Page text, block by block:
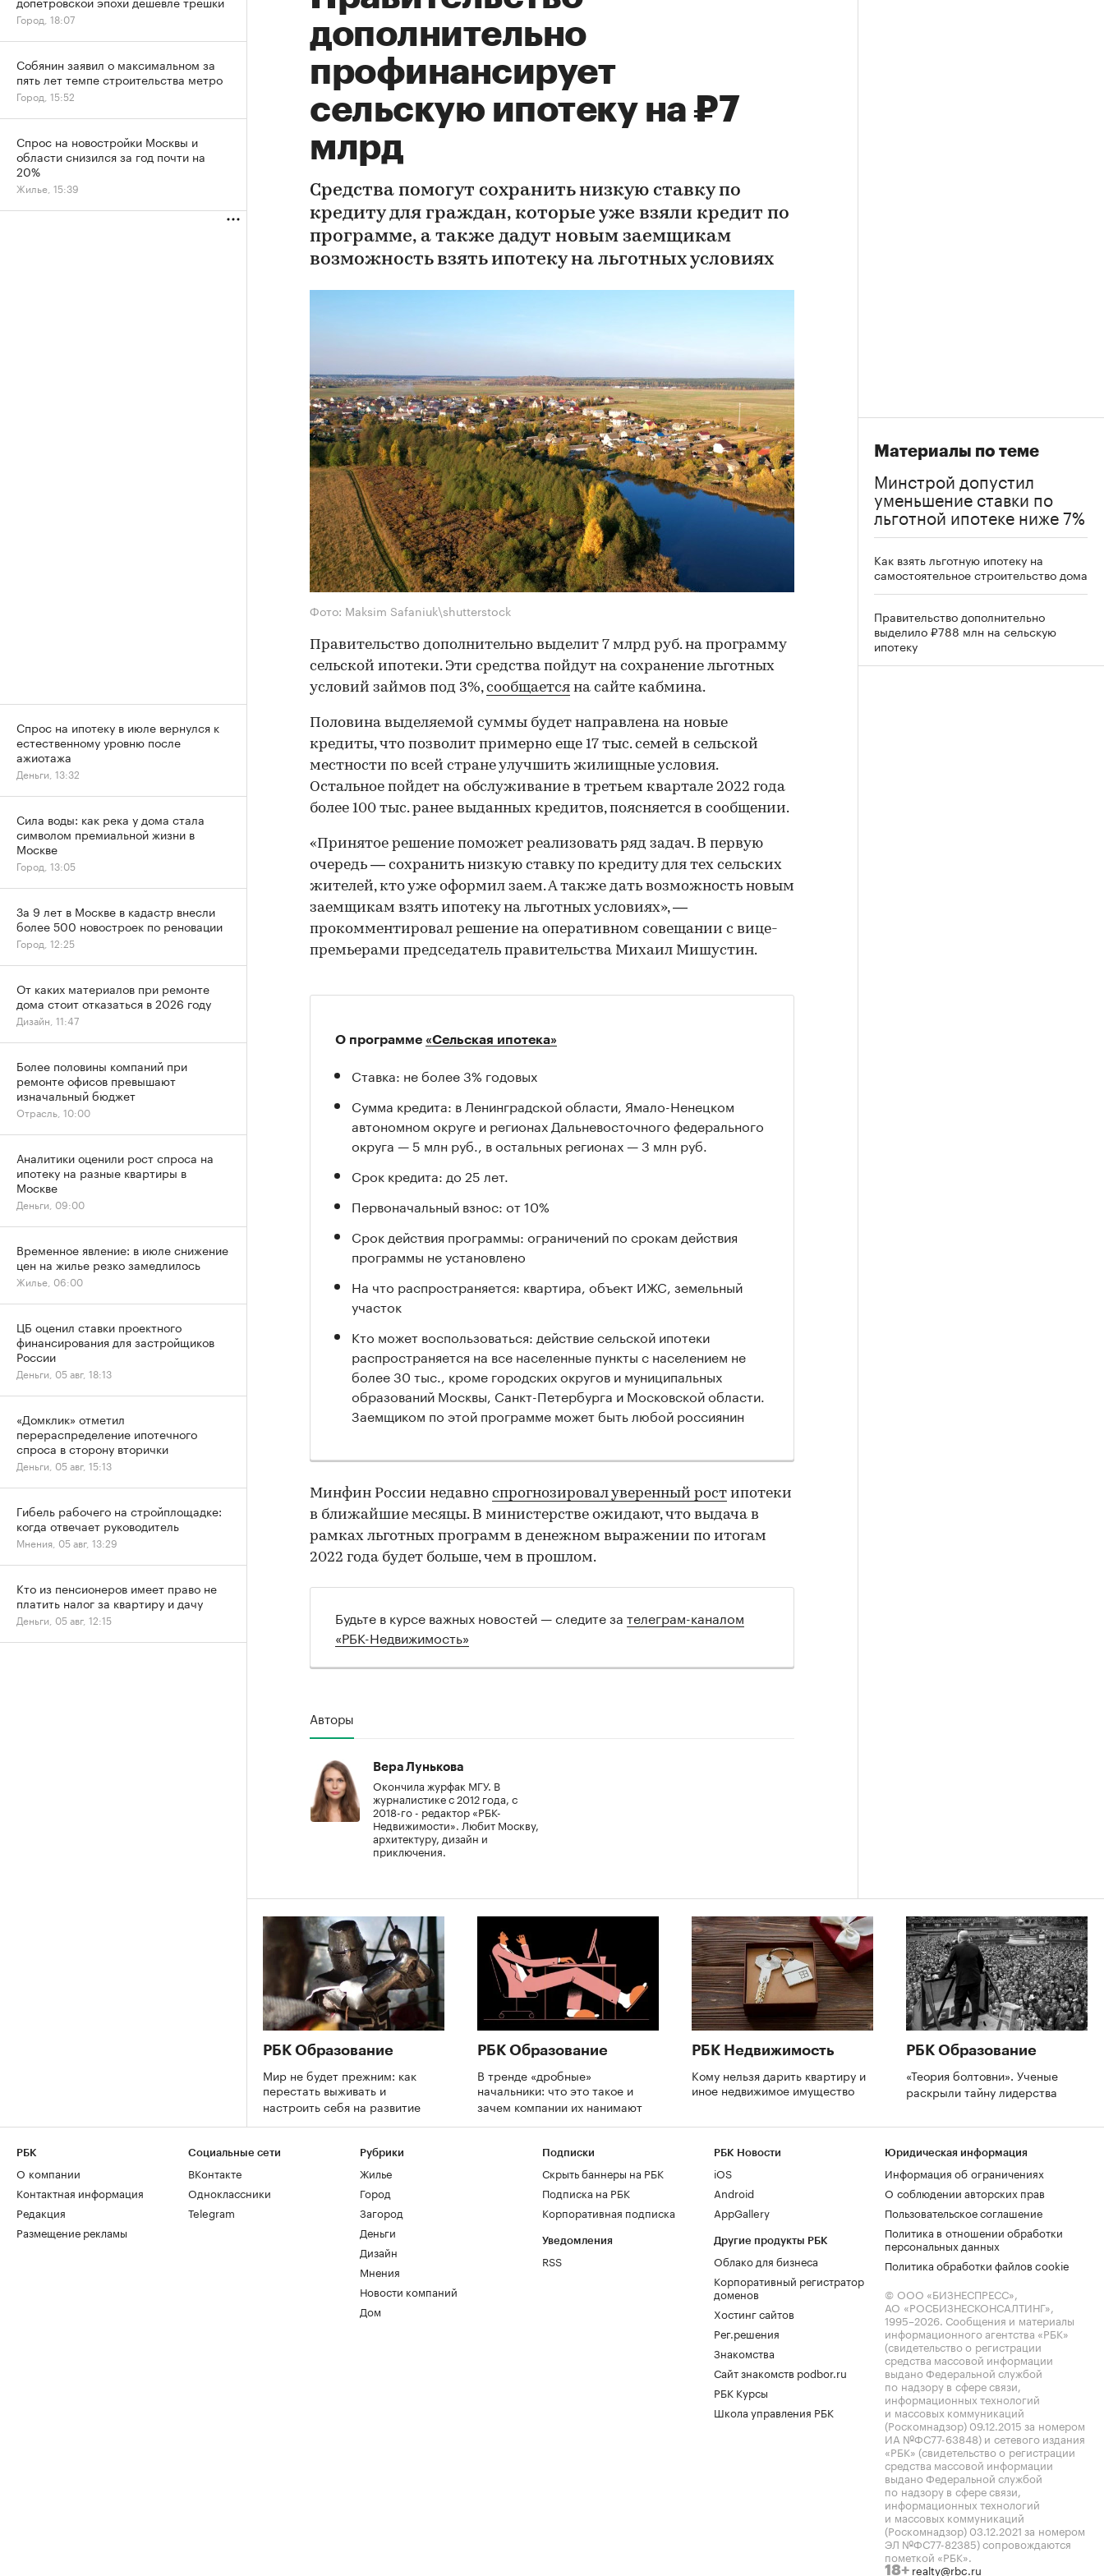
дополнительно
профинансирует
сельскую ипотеку на ₽7
млрд
Средства помогут сохранить низкую ставку по
кредиту для граждан, которые уже взяли кредит по
программе, а также дадут новым заемщикам
возможность взять ипотеку на льготных условиях
Фото: Maksim Safaniuk\shutterstock
Правительство дополнительно выделит 7 млрд руб. на программу
сельской ипотеки. Эти средства пойдут на сохранение льготных
условий займов под 3%,сообщается на сайте кабмина.
Половина выделяемой суммы будет направлена на новые
кредиты, что позволит примерно еще 17 тыс. семей в сельской
местности по всей стране улучшить жилищные условия.
Остальное пойдет на обслуживание в третьем квартале 2022 года
более 100 тыс. ранее выданных кредитов, поясняется в сообщении.
«Принятое решение поможет реализовать ряд задач. В первую
очередь — сохранить низкую ставку по кредиту для тех сельских
жителей, кто уже оформил заем. А также дать возможность новым
заемщикам взять ипотеку на льготных условиях», —
прокомментировал решение на оперативном совещании с вице-
премьерами председатель правительства Михаил Мишустин.
О программе «Сельская ипотека»
Ставка: не более 3% годовых
Сумма кредита: в Ленинградской области, Ямало-Ненецком
автономном округе и регионах Дальневосточного федерального
округа — 5 млн руб., в остальных регионах — 3 млн руб.
Срок кредита: до 25 лет.
Первоначальный взнос: от 10%
Срок действия программы: ограничений по срокам действия
программы не установлено
На что распространяется: квартира, объект ИЖС, земельный
участок
Кто может воспользоваться: действие сельской ипотеки
распространяется на все населенные пункты с населением не
более 30 тыс., кроме городских округов и муниципальных
образований Москвы, Санкт-Петербурга и Московской области.
Заемщиком по этой программе может быть любой россиянин
Минфин России недавно спрогнозировал уверенный рост ипотеки
в ближайшие месяцы. В министерстве ожидают, что выдача в
рамках льготных программ в денежном выражении по итогам
2022 года будет больше, чем в прошлом.
Будьте в курсе важных новостей — следите за телеграм-каналом
«РБК-Недвижимость»
Авторы
Вера Лунькова
Окончила журфак МГУ. В
журналистике с 2012 года, с
2018-го - редактор «РБК-
Недвижимости». Любит Москву,
архитектуру, дизайн и
приключения.
Материалы по теме
Минстрой допустил
уменьшение ставки по
льготной ипотеке ниже 7%
Как взять льготную ипотеку на
самостоятельное строительство дома
Правительство дополнительно
выделило ₽788 млн на сельскую
ипотеку
РБК Образование
Мир не будет прежним: как
перестать выживать и
настроить себя на развитие
РБК Образование
В тренде «дробные»
начальники: что это такое и
зачем компании их нанимают
РБК Недвижимость
Кому нельзя дарить квартиру и
иное недвижимое имущество
РБК Образование
«Теория болтовни». Ученые
раскрыли тайну лидерства
Город, 18:07
Собянин заявил о максимальном за
пять лет темпе строительства метро
Город, 15:52
Спрос на новостройки Москвы и
области снизился за год почти на
20%
Жилье, 15:39
Спрос на ипотеку в июле вернулся к
естественному уровню после
ажиотажа
Деньги, 13:32
Сила воды: как река у дома стала
символом премиальной жизни в
Москве
Город, 13:05
За 9 лет в Москве в кадастр внесли
более 500 новостроек по реновации
Город, 12:25
От каких материалов при ремонте
дома стоит отказаться в 2026 году
Дизайн, 11:47
Более половины компаний при
ремонте офисов превышают
изначальный бюджет
Отрасль, 10:00
Аналитики оценили рост спроса на
ипотеку на разные квартиры в
Москве
Деньги, 09:00
Временное явление: в июле снижение
цен на жилье резко замедлилось
Жилье, 06:00
ЦБ оценил ставки проектного
финансирования для застройщиков
России
Деньги, 05 авг, 18:13
«Домклик» отметил
перераспределение ипотечного
спроса в сторону вторички
Деньги, 05 авг, 15:13
Гибель рабочего на стройплощадке:
когда отвечает руководитель
Мнения, 05 авг, 13:29
Кто из пенсионеров имеет право не
платить налог за квартиру и дачу
Деньги, 05 авг, 12:15
РБК
О компании
Контактная информация
Редакция
Размещение рекламы
Социальные сети
ВКонтакте
Одноклассники
Telegram
Рубрики
Жилье
Город
Загород
Деньги
Дизайн
Мнения
Новости компаний
Дом
Подписки
Скрыть баннеры на РБК
Подписка на РБК
Корпоративная подписка
Уведомления
RSS
РБК Новости
iOS
Android
AppGallery
Другие продукты РБК
Облако для бизнеса
Корпоративный регистратор
доменов
Хостинг сайтов
Рег.решения
Знакомства
Сайт знакомств podbor.ru
РБК Курсы
Школа управления РБК
Юридическая информация
Информация об ограничениях
О соблюдении авторских прав
Пользовательское соглашение
Политика в отношении обработки
персональных данных
Политика обработки файлов cookie
© ООО «БИЗНЕСПРЕСС»,
АО «РОСБИЗНЕСКОНСАЛТИНГ»,
1995–2026. Сообщения и материалы
информационного агентства «РБК»
(свидетельство о регистрации
средства массовой информации
выдано Федеральной службой
по надзору в сфере связи,
информационных технологий
и массовых коммуникаций
(Роскомнадзор) 09.12.2015 за номером
ИА №ФС77-63848) и сетевого издания
«РБК» (свидетельство о регистрации
средства массовой информации
выдано Федеральной службой
по надзору в сфере связи,
информационных технологий
и массовых коммуникаций
(Роскомнадзор) 03.12.2021 за номером
ЭЛ №ФС77-82385) сопровождаются
пометкой «РБК».
18+ realty@rbc.ru